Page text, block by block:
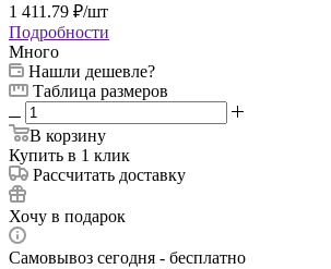
1 411.79 ₽/шт
Подробности
Много
Нашли дешевле?
Таблица размеров
В корзину
Купить в 1 клик
Рассчитать доставку
Хочу в подарок
Самовывоз сегодня - бесплатно